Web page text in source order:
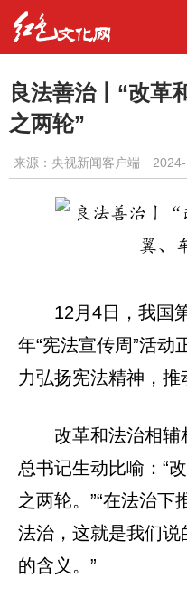
良法善治丨“改革
之两轮”
来源：央视新闻客户端
12月4日，我国
年“宪法宣传周”活动
力弘扬宪法精神，推
改革和法治相
总书记生动比喻：“
之两轮。”“在法治
法治，这就是我们
的含义。”